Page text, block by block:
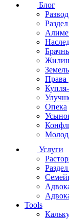
Блог
Права
Опека
Услуги
Tools